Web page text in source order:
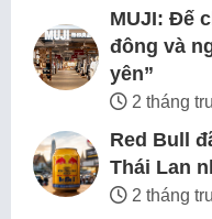
MUJI: Đế
đông và
yên”
2 tháng
Red Bull
Thái Lan
2 tháng